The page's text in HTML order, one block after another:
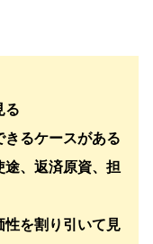
る
きるケースがある
途、返済原資、担
性を割り引いて見